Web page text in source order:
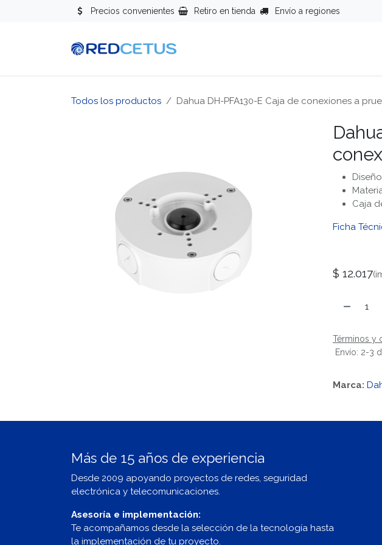
Precios convenientes Retiro en tienda Envío a regiones
Todos los productos Dahua DH-PFA130-E Caja de conexiones a
Caja
Ficha
$ 12.017
Términos y
Envío: 2-3
Marca:
Más de 15 años de experiencia
Desde 2009 apoyando proyectos de redes, seguridad
electrónica y telecomunicaciones.
Asesoría e implementación:
Te acompañamos desde la selección de la tecnología hasta
la implementación de tu proyecto.